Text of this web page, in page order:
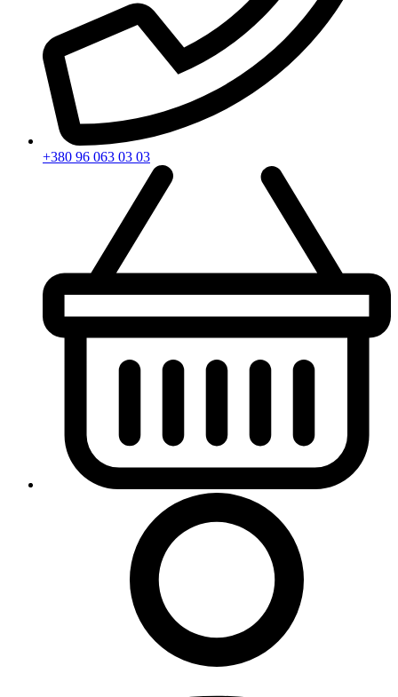
+380 96 063 03 03